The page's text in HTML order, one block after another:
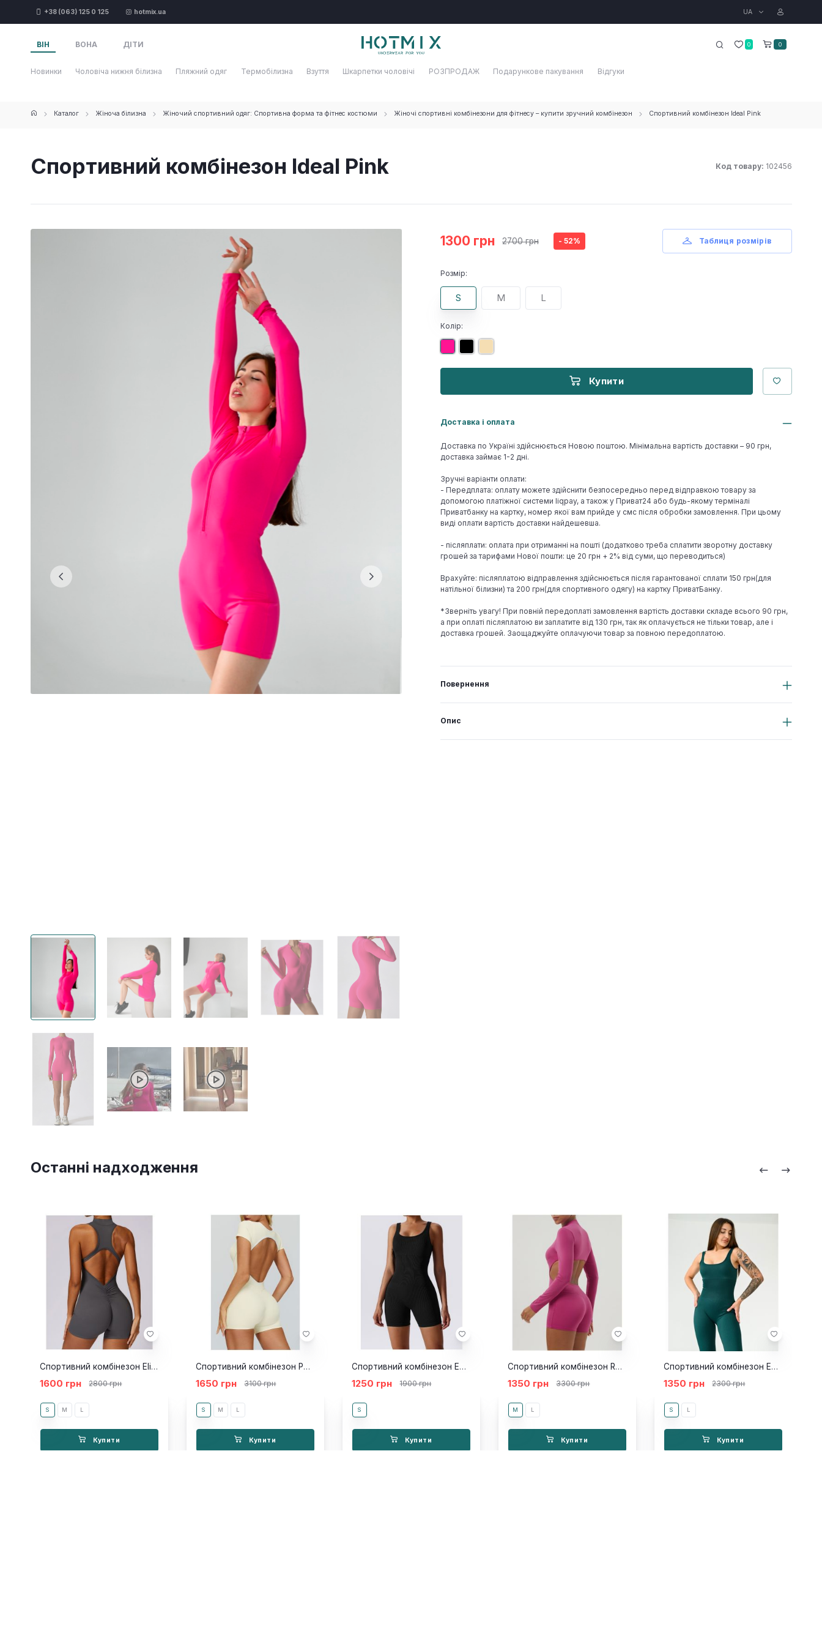
+38 (063) 125 0 125 hotmix.ua UA
ВІН ВОНА ДІТИ 0 0
Новинки Чоловіча нижня білизна Пляжний одяг Термобілизна Взуття Шкарпетки чоловічі РОЗПРОДАЖ Подарункове пакування Відгуки
Каталог Жіноча білизна Жіночий спортивний одяг: Спортивна форма та фітнес костюми Жіночі спортивні комбінезони для фітнесу – купити зручний комбінезон Спортивний комбінезон Ideal Pink
Спортивний комбінезон Ideal Pink Код товару: 102456
1300 грн 2700 грн - 52% Таблиця розмірів
Розмір:
S M L
Колір:
Купити
Доставка і оплата
Доставка по Україні здійснюється Новою поштою. Мінімальна вартість доставки – 90 грн,
доставка займає 1-2 дні.
Зручні варіанти оплати:
- Передплата: оплату можете здійснити безпосередньо перед відправкою товару за
допомогою платіжної системи liqpay, а також у Приват24 або будь-якому терміналі
Приватбанку на картку, номер якої вам прийде у смс після обробки замовлення. При цьому
виді оплати вартість доставки найдешевша.
- післяплати: оплата при отриманні на пошті (додатково треба сплатити зворотну доставку
грошей за тарифами Нової пошти: це 20 грн + 2% від суми, що переводиться)
Врахуйте: післяплатою відправлення здійснюється після гарантованої сплати 150 грн(для
натільної білизни) та 200 грн(для спортивного одягу) на картку ПриватБанку.
*Зверніть увагу! При повній передоплаті замовлення вартість доставки складе всього 90 грн,
а при оплаті післяплатою ви заплатите від 130 грн, так як оплачується не тільки товар, але і
доставка грошей. Заощаджуйте оплачуючи товар за повною передоплатою.
Повернення
Опис
Останні надходження
Спортивний комбінезон Elia grey
1600 грн 2800 грн
S M L
Купити
Спортивний комбінезон Peony milk
1650 грн 3100 грн
S M L
Купити
Спортивний комбінезон Eclipse black short
1250 грн 1900 грн
S
Купити
Спортивний комбінезон Rose
1350 грн 3300 грн
M L
Купити
Спортивний комбінезон Eclipse green
1350 грн 2300 грн
S L
Купити